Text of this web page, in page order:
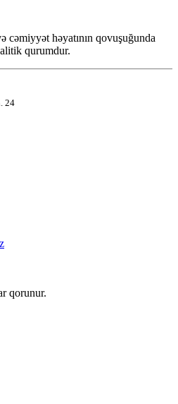
cəmiyyət həyatının qovuşuğunda
qurumdur.
24
qorunur.